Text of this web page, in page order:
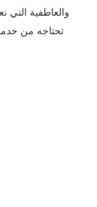
والعاطفية التي
تحتاجه من